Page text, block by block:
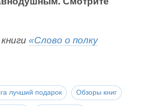
«Слово о полку
лучший подарок Обзоры книг